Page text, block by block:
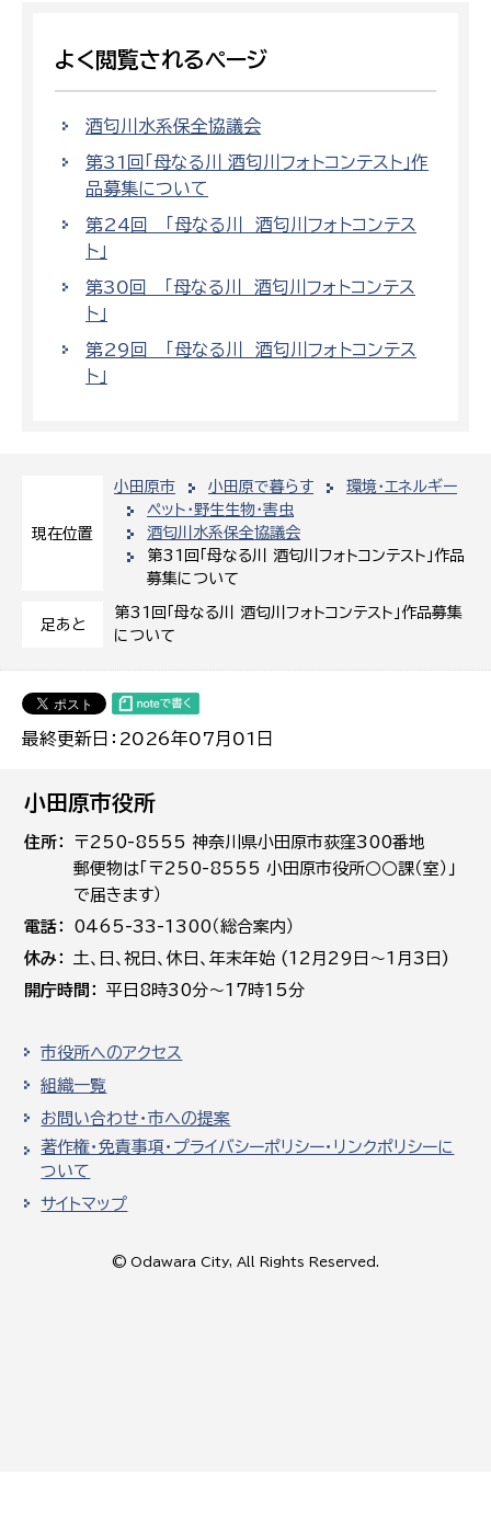
現在位置
小田原市 小田原で暮らす
環境・エネルギー
ペット・野生生物・害虫
酒匂川水系保全協議会
第31回「母なる川 酒匂川フォトコンテスト」作品
募集について
足あと
第31回「母なる川 酒匂川フォトコンテスト」作品募集
について
最終更新日：2026年07月01日
よく閲覧されるページ
酒匂川水系保全協議会
第31回「母なる川 酒匂川フォトコンテスト」作
品募集について
第24回 「母なる川 酒匂川フォトコンテス
ト」
第30回 「母なる川 酒匂川フォトコンテス
ト」
第29回 「母なる川 酒匂川フォトコンテス
ト」
小田原市役所
住所
〒250-8555 神奈川県小田原市荻窪300番地
郵便物は「〒250-8555 小田原市役所○○課（室）」
で届きます）
電話
0465-33-1300（総合案内）
休み
土､日､祝日、休日、年末年始 (12月29日～1月3日)
開庁時間
平日8時30分～17時15分
市役所へのアクセス
組織一覧
お問い合わせ・市への提案
著作権・免責事項・プライバシーポリシー・リンクポリシーに
ついて
サイトマップ
© Odawara City, All Rights Reserved.